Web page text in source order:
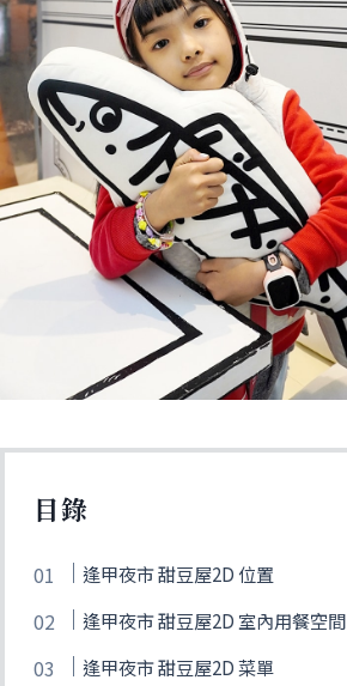
目錄
逢甲夜市 甜豆屋2D 位置
逢甲夜市 甜豆屋2D 室內用餐空間
逢甲夜市 甜豆屋2D 菜單